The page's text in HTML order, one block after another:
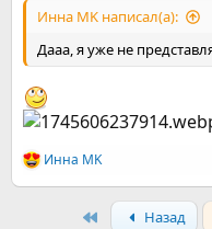
Инна MK написал(а):
Дааа, я уже не
Р
е
Инна MK
Назад